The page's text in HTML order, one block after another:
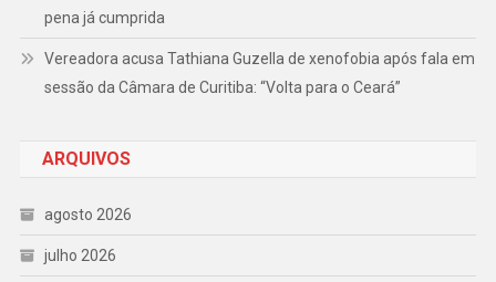
pena já cumprida
Vereadora acusa Tathiana Guzella de xenofobia após fala em
sessão da Câmara de Curitiba: “Volta para o Ceará”
ARQUIVOS
agosto 2026
julho 2026